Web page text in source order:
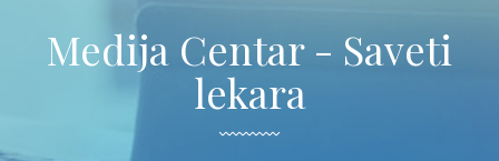
Medija Centar - Saveti
lekara